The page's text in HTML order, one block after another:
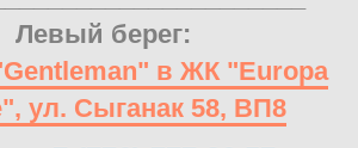
Левый берег:
в ЖК "Europa
ул. Сыганак 58, ВП8